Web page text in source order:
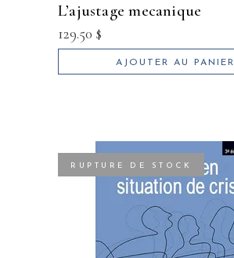
l’ajustage mecanique
129.50 $
AJOUTER AU PANIER
RUPTURE DE STOCK